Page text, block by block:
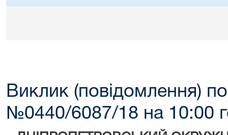
Виклик (повідомлення)
№0440/6087/18 на 10:00